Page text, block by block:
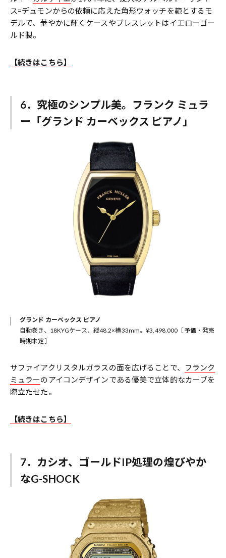
ス=デュモンからの依頼に応えた角形ウォッチを範とするモ
デルで、華やかに輝くケースやブレスレットはイエローゴー
ルド製。
【続きはこちら】
6．究極のシンプル美。フランク ミュラ
ー「グランド カーベックス ピアノ」
グランド カーベックス ピアノ
自動巻き、18KYGケース、縦48.2×横33mm。¥3,498,000［予価・発売
時期未定］
サファイアクリスタルガラスの面を広げることで、
フランク
ミュラーのアイコンデザインである優美で立体的なカーブを
際立たせた。
【続きはこちら】
7．カシオ、ゴールドIP処理の煌びやか
なG-SHOCK